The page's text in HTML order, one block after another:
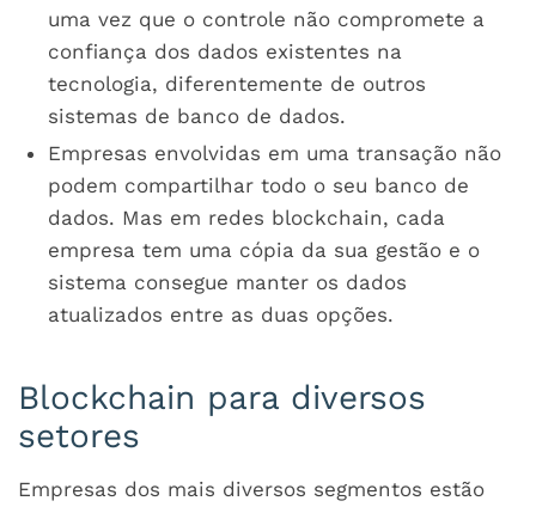
uma vez que o controle não compromete a
confiança dos dados existentes na
tecnologia, diferentemente de outros
sistemas de banco de dados.
Empresas envolvidas em uma transação não
podem compartilhar todo o seu banco de
dados. Mas em redes blockchain, cada
empresa tem uma cópia da sua gestão e o
sistema consegue manter os dados
atualizados entre as duas opções.
Blockchain para diversos
setores
Empresas dos mais diversos segmentos estão